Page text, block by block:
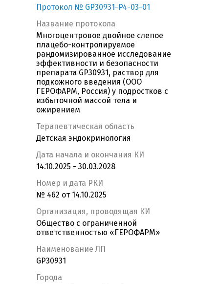
Протокол № GP30931-P4-03-01
Название протокола
Многоцентровое двойное слепое
плацебо-контролируемое
рандомизированное исследование
эффективности и безопасности
препарата GP30931, раствор для
подкожного введения (ООО
ГЕРОФАРМ, Россия) у подростков с
избыточной массой тела и
ожирением
Терапевтическая область
Детская эндокринология
Дата начала и окончания КИ
14.10.2025 - 30.03.2028
Номер и дата РКИ
№ 462 от 14.10.2025
Организация, проводящая КИ
Общество с ограниченной
ответственностью «ГЕРОФАРМ»
Наименование ЛП
GP30931
Города